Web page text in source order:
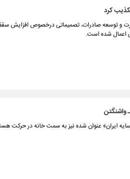
و توسعه صادرات، تصمیماتی درخصوص افزایش
اعمال شده است.
واشنگتن
ایران» عنوان شده نیز به سمت خانه در حرکت